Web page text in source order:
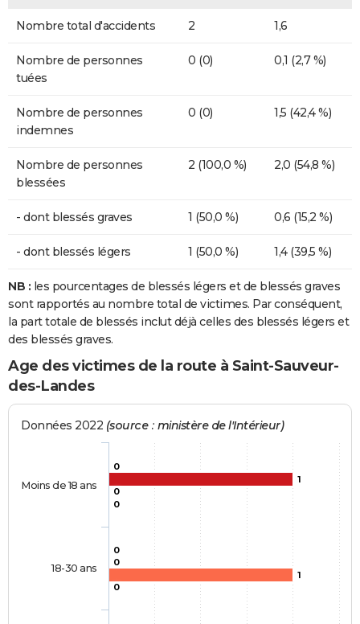
Nombre total d'accidents 2 1,6
Nombre de personnes
tuées
0 (0) 0,1 (2,7 %)
Nombre de personnes
indemnes
0 (0) 1,5 (42,4 %)
Nombre de personnes
blessées
2 (100,0 %) 2,0 (54,8 %)
- dont blessés graves 1 (50,0 %) 0,6 (15,2 %)
- dont blessés légers 1 (50,0 %) 1,4 (39,5 %)
NB : les pourcentages de blessés légers et de blessés graves
sont rapportés au nombre total de victimes. Par conséquent,
la part totale de blessés inclut déjà celles des blessés légers et
des blessés graves.
Age des victimes de la route à Saint-Sauveur-
des-Landes
Données 2022 (source : ministère de l'Intérieur)
0
0
1
0
0
1
0
0
Moins de 18 ans
18-30 ans